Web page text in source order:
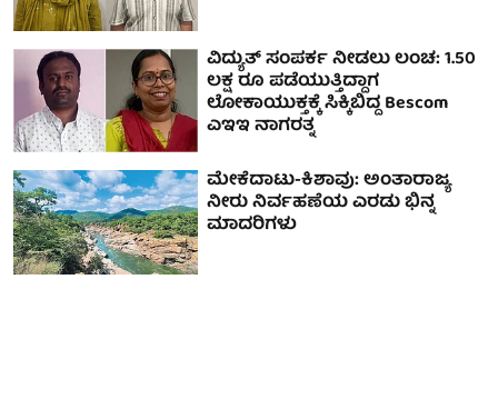
ವಿದ್ಯುತ್ ಸಂಪರ್ಕ ನೀಡಲು ಲಂಚ: 1.50
ಲಕ್ಷ ರೂ ಪಡೆಯುತ್ತಿದ್ದಾಗ
ಲೋಕಾಯುಕ್ತಕ್ಕೆ ಸಿಕ್ಕಿಬಿದ್ದ Bescom
ಎಇಇ ನಾಗರತ್ನ
ಮೇಕೆದಾಟು-ಕಿಶಾವು: ಅಂತಾರಾಜ್ಯ
ನೀರು ನಿರ್ವಹಣೆಯ ಎರಡು ಭಿನ್ನ
ಮಾದರಿಗಳು